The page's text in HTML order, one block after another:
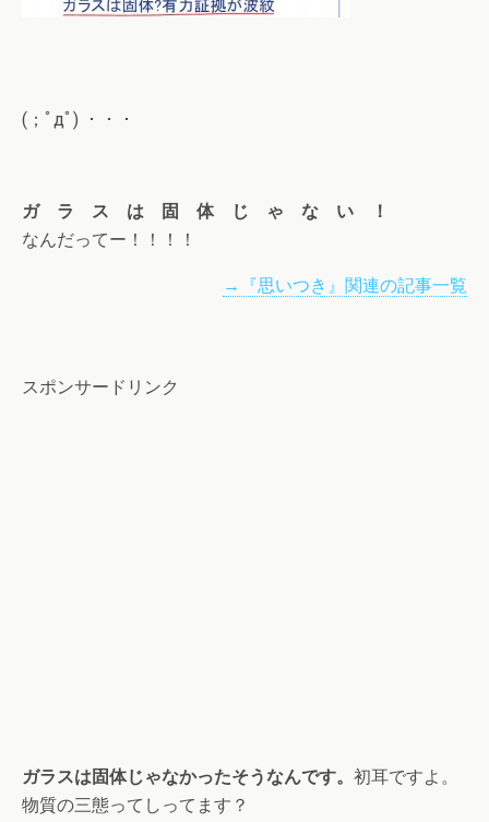
(；ﾟдﾟ) ・・・
ガ ラ ス は 固 体 じ ゃ な い ！
なんだってー！！！！
→『思いつき』関連の記事一覧
スポンサードリンク
ガラスは固体じゃなかったそうなんです。 初耳ですよ。
物質の三態ってしってます？